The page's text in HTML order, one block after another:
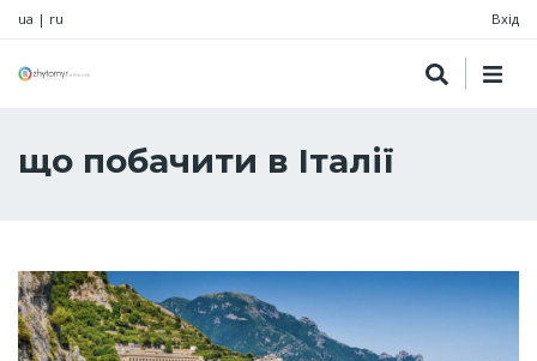
ua | ru Вхід
що побачити в Італії